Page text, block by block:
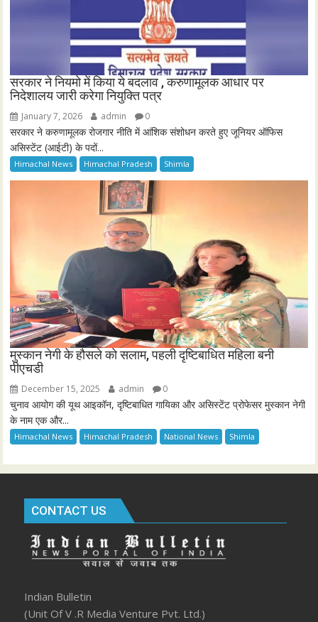
सरकार ने नियमो में किया ये बदलाव , करुणामूलक आधार पर
निदेशालय जारी करेगा नियुक्ति पत्र
January 7, 2026 admin 0
सरकार ने करुणामूलक रोजगार नीति में आंशिक संशोधन करते हुए जूनियर ऑफिस
असिस्टेंट (आईटी) के पदों...
Himachal News Himachal Pradesh Shimla
मुस्कान नेगी के हौसले को सलाम, पहली दृष्टिबाधित महिला बनी
पीएचडी
December 15, 2025 admin 0
चुनाव आयोग की यूथ आइकॉन, दृष्टिबाधित गायिका और असिस्टेंट प्रोफेसर मुस्कान नेगी
के नाम एक और...
Himachal News Himachal Pradesh National News Shimla
CONTACT US
Indian Bulletin
(Unit Of V .R Media Venture Pvt. Ltd.)